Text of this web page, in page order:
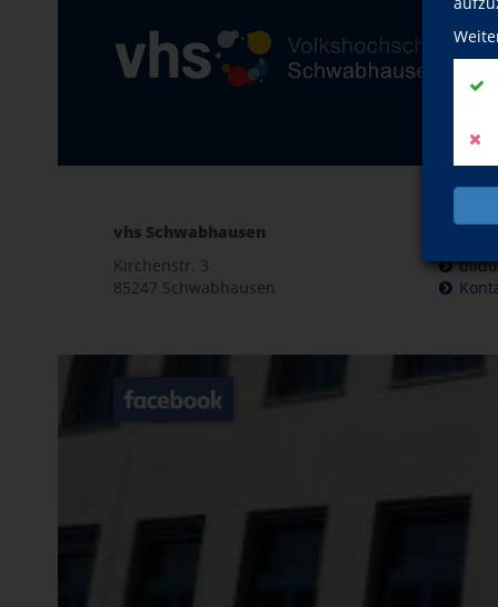
vhs Schwabhausen
Kirchenstr. 3
85247 Schwabhausen
E-